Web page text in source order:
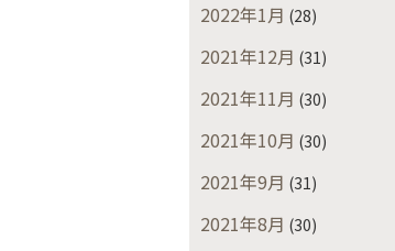
2022年1月 (28)
2021年12月 (31)
2021年11月 (30)
2021年10月 (30)
2021年9月 (31)
2021年8月 (30)